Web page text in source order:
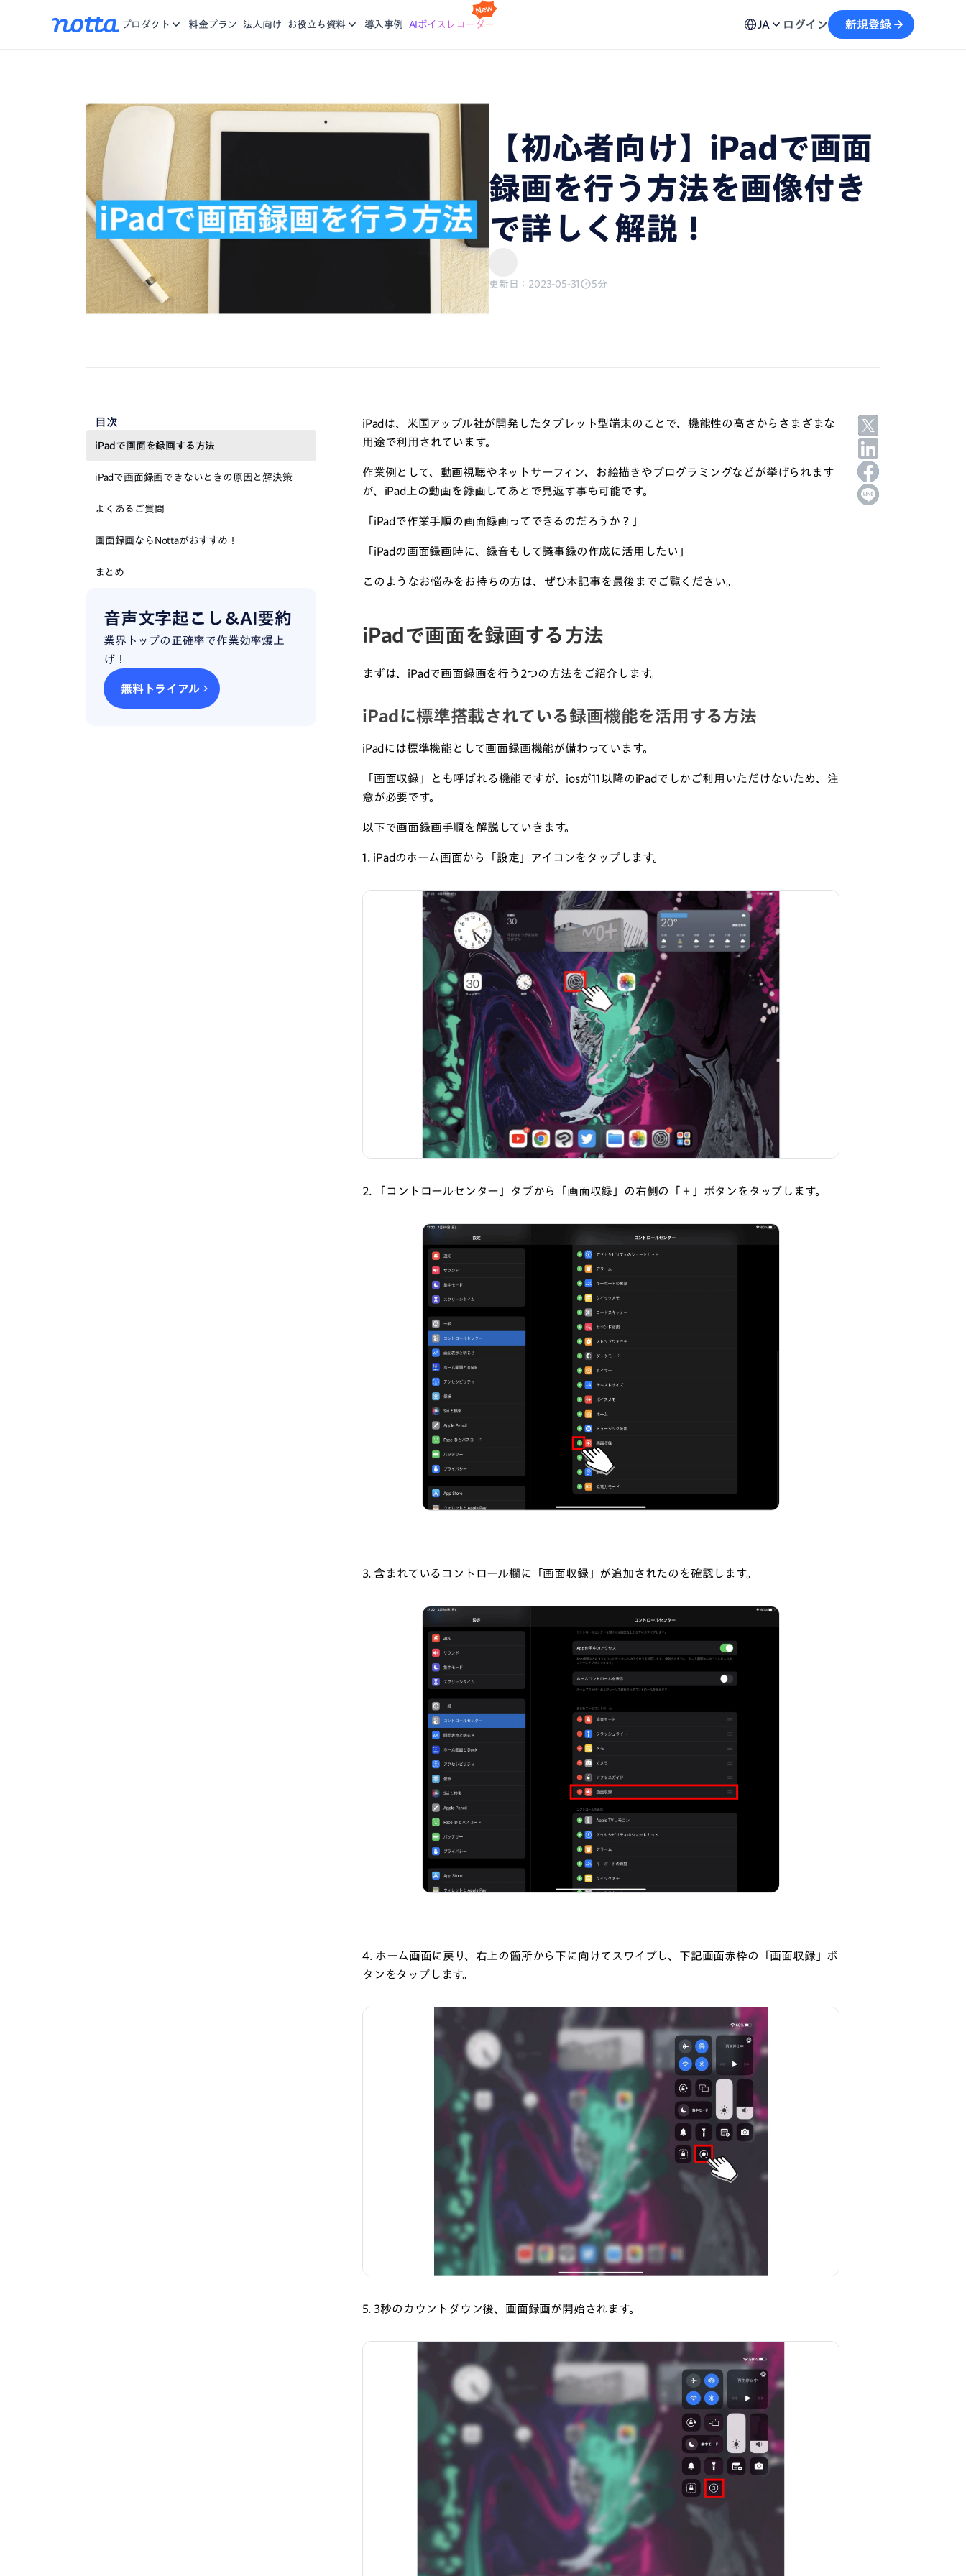
プロダクト
お問合せ iOS/Androidで使える文字起こしアプリ
商談の記録、分析、CRM同期などをエージェントにお任せ
思考する時間を、あなたに。会議・データの整理分析はAIにお任せ
会議の予約から文字起こしの流れがスムーズに
料金プラン 法人向け お役立ち資料
をご紹介。
Nottaの基本的な使い方について学ぶ。企業に向けた研修
コースも提供
利用方法、不具合の解決策など各種お問い合わせ窓口を
届け
導入事例 AIボイスレコーダー JA ログイン 新規登録
【初心者向け】iPadで画面
録画を行う方法を画像付き
で詳しく解説！
更新日：2023-05-31 5分
目次
iPadで画面を録画する方法
iPadで画面録画できないときの原因と解決策
よくあるご質問
画面録画ならNottaがおすすめ！
まとめ
音声文字起こし＆AI要約
業界トップの正確率で作業効率爆上
げ！
無料トライアル
iPadは、米国アップル社が開発したタブレット型端末のことで、機能性の高さからさまざまな
用途で利用されています。
作業例として、動画視聴やネットサーフィン、お絵描きやプログラミングなどが挙げられます
が、iPad上の動画を録画してあとで見返す事も可能です。
「iPadで作業手順の画面録画ってできるのだろうか？」
「iPadの画面録画時に、録音もして議事録の作成に活用したい」
このようなお悩みをお持ちの方は、ぜひ本記事を最後までご覧ください。
iPadで画面を録画する方法
まずは、iPadで画面録画を行う2つの方法をご紹介します。
iPadに標準搭載されている録画機能を活用する方法
iPadには標準機能として画面録画機能が備わっています。
「画面収録」とも呼ばれる機能ですが、iosが11以降のiPadでしかご利用いただけないため、注
意が必要です。
以下で画面録画手順を解説していきます。
1. iPadのホーム画面から「設定」アイコンをタップします。
2. 「コントロールセンター」タブから「画面収録」の右側の「＋」ボタンをタップします。
3. 含まれているコントロール欄に「画面収録」が追加されたのを確認します。
4. ホーム画面に戻り、右上の箇所から下に向けてスワイプし、下記画面赤枠の「画面収録」ボ
タンをタップします。
5. 3秒のカウントダウン後、画面録画が開始されます。